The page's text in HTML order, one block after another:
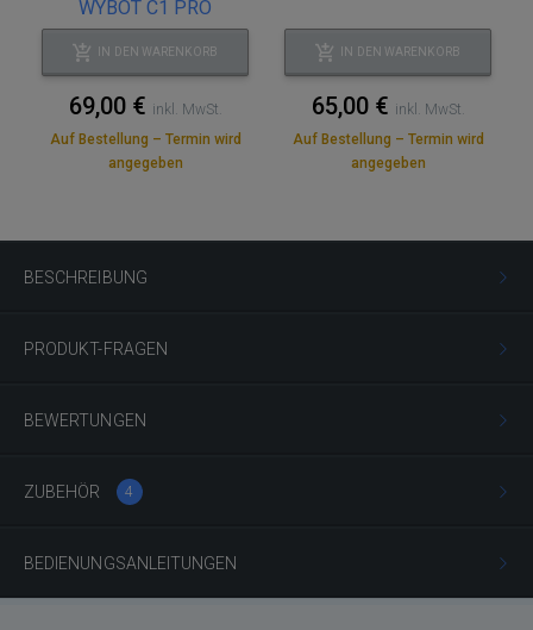
BESCHREIBUNG
PRODUKT-FRAGEN
BEWERTUNGEN
ZUBEHÖR 4
BEDIENUNGSANLEITUNGEN
WYBOT C1 PRO
IN DEN WARENKORB
69,00 € inkl. MwSt.
Auf Bestellung – Termin wird
angegeben
IN DEN WARENKORB
65,00 € inkl. MwSt.
Auf Bestellung – Termin wird
angegeben